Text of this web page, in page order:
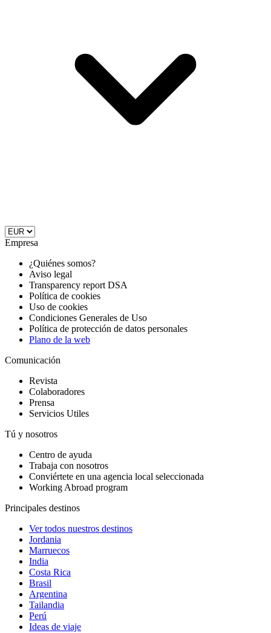
Empresa
¿Quiénes somos?
Aviso legal
Transparency report DSA
Política de cookies
Uso de cookies
Condiciones Generales de Uso
Política de protección de datos personales
Plano de la web
Comunicación
Revista
Colaboradores
Prensa
Servicios Utiles
Tú y nosotros
Centro de ayuda
Trabaja con nosotros
Conviértete en una agencia local seleccionada
Working Abroad program
Principales destinos
Ver todos nuestros destinos
Jordania
Marruecos
India
Costa Rica
Brasil
Argentina
Tailandia
Perú
Ideas de viaje